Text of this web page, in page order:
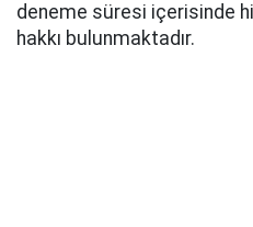
deneme süresi içerisinde
hakkı bulunmaktadır.